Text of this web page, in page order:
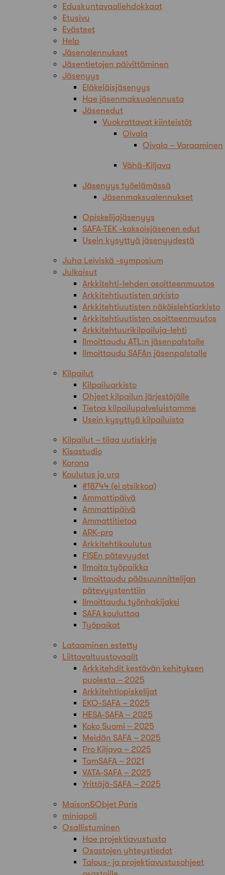
Eduskuntavaaliehdokkaat
Etusivu
Evästeet
Help
Jäsenalennukset
Jäsentietojen päivittäminen
Jäsenyys
Eläkeläisjäsenyys
Hae jäsenmaksualennusta
Jäsenedut
Vuokrattavat kiinteistöt
Oivala
Oivala – Varaaminen
Vähä-Kiljava
Jäsenyys työelämässä
Jäsenmaksualennukset
Opiskelijajäsenyys
SAFA-TEK -kaksoisjäsenen edut
Usein kysyttyä jäsenyydestä
Juha Leiviskä -symposium
Julkaisut
Arkkitehti-lehden osoitteenmuutos
Arkkitehtiuutisten arkisto
Arkkitehtiuutisten näköislehtiarkisto
Arkkitehtiuutisten osoitteenmuutos
Arkkitehtuurikilpailuja-lehti
Ilmoittaudu ATL:n jäsenpalstalle
Ilmoittaudu SAFAn jäsenpalstalle
Kilpailut
Kilpailuarkisto
Ohjeet kilpailun järjestäjälle
Tietoa kilpailupalveluistamme
Usein kysyttyä kilpailuista
Kilpailut – tilaa uutiskirje
Kisastudio
Korona
Koulutus ja ura
#18744 (ei otsikkoa)
Ammattipäivä
Ammattipäivä
Ammattitietoa
ARK-pro
Arkkitehtikoulutus
FISEn pätevyydet
Ilmoita työpaikka
Ilmoittaudu pääsuunnittelijan
pätevyystenttiin
Ilmoittaudu työnhakijaksi
SAFA kouluttaa
Työpaikat
Lataaminen estetty
Liittovaltuustovaalit
Arkkitehdit kestävän kehityksen
puolesta – 2025
Arkkitehtiopiskelijat
EKO-SAFA – 2025
HESA-SAFA – 2025
Koko Suomi – 2025
Meidän SAFA – 2025
Pro Kiljava – 2025
TamSAFA – 2021
VATA-SAFA – 2025
Yrittäjä-SAFA – 2025
Maison&Objet Paris
miniapoli
Osallistuminen
Hae projektiavustusta
Osastojen yhteystiedot
Talous- ja projektiavustusohjeet